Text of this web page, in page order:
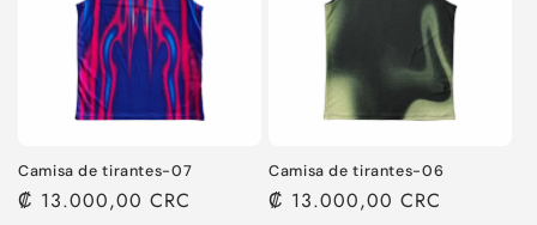
Camisa de tirantes-07
Precio
₡ 13.000,00 CRC
Camisa de tirantes-06
Precio
₡ 13.000,00 CRC